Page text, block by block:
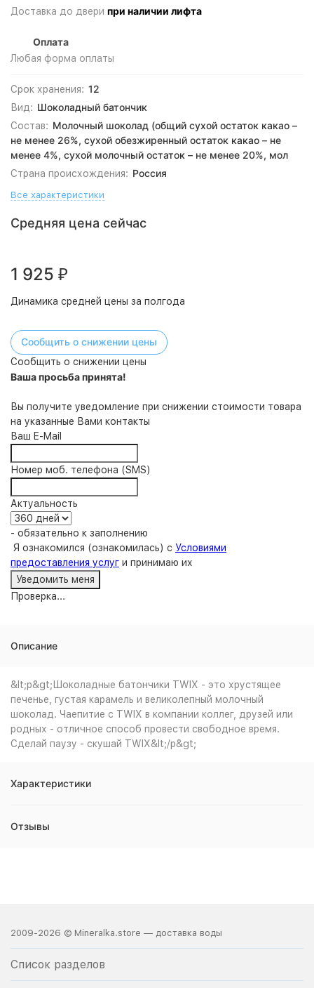
Доставка до двери при наличии лифта
Оплата
Любая форма оплаты
Срок хранения: 12
Вид: Шоколадный батончик
Состав: Молочный шоколад (общий сухой остаток какао –
не менее 26%, сухой обезжиренный остаток какао – не
менее 4%, сухой молочный остаток – не менее 20%, мол
Страна происхождения: Россия
Все характеристики
Средняя цена сейчас
1 925 ₽
Динамика средней цены за полгода
Сообщить о снижении цены
Сообщить о снижении цены
Ваша просьба принята!
Вы получите уведомление при снижении стоимости товара
на указанные Вами контакты
Ваш E-Mail
Номер моб. телефона (SMS)
Актуальность
- обязательно к заполнению
Я ознакомился (ознакомилась) с Условиями
предоставления услуг и принимаю их
Проверка...
Описание
&lt;p&gt;Шоколадные батончики TWIX - это хрустящее
печенье, густая карамель и великолепный молочный
шоколад. Чаепитие с TWIX в компании коллег, друзей или
родных - отличное способ провести свободное время.
Сделай паузу - скушай TWIX&lt;/p&gt;
Характеристики
Отзывы
2009-2026 © Mineralka.store — доставка воды
Список разделов